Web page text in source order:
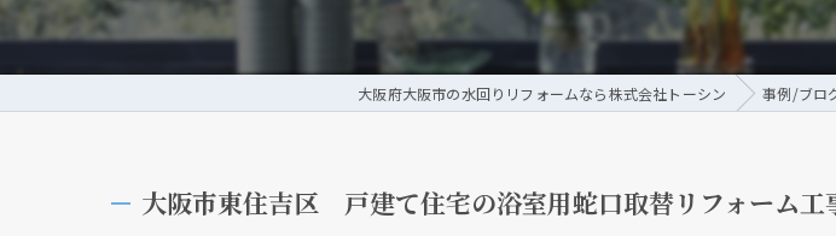
大阪府大阪市の水回りリフォームなら株式会社トーシン 事例/ブロ
大阪市東住吉区 戸建て住宅の浴室用蛇口取替リフォーム